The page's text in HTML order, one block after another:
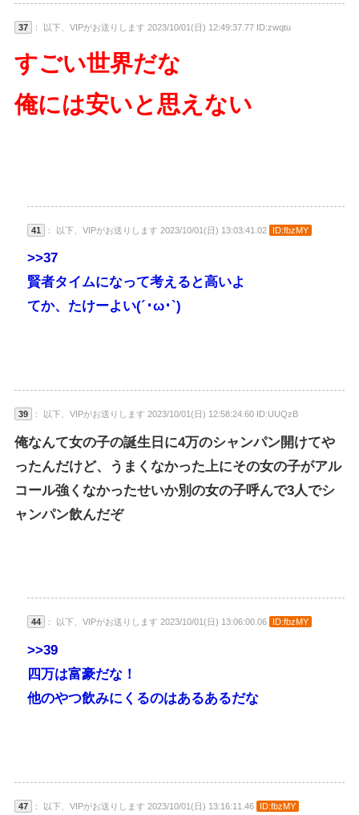
37 ： 以下、VIPがお送りします 2023/10/01(日) 12:49:37.77 ID:zwqtu
すごい世界だな
俺には安いと思えない
41 ： 以下、VIPがお送りします 2023/10/01(日) 13:03:41.02 ID:fbzMY
>>37
賢者タイムになって考えると高いよ
てか、たけーよい(´･ω･`)
39 ： 以下、VIPがお送りします 2023/10/01(日) 12:58:24.60 ID:UUQzB
俺なんて女の子の誕生日に4万のシャンパン開けてや
ったんだけど、うまくなかった上にその女の子がアル
コール強くなかったせいか別の女の子呼んで3人でシ
ャンパン飲んだぞ
44 ： 以下、VIPがお送りします 2023/10/01(日) 13:06:00.06 ID:fbzMY
>>39
四万は富豪だな！
他のやつ飲みにくるのはあるあるだな
47 ： 以下、VIPがお送りします 2023/10/01(日) 13:16:11.46 ID:fbzMY